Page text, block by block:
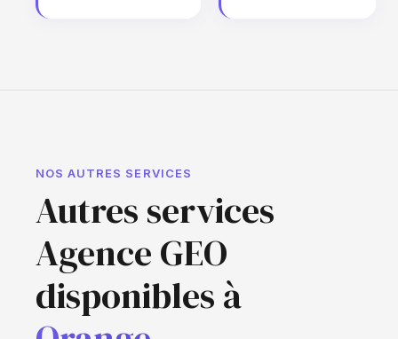
NOS AUTRES SERVICES
Autres services
Agence GEO
disponibles à